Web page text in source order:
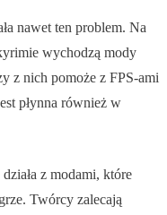
nawet ten problem. Na
wychodzą mody
z nich pomoże z FPS-ami
płynna również w
z modami, które
Twórcy zalecają